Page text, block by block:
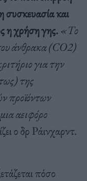
και
η χρήση γης.«Το
του άνθρακα (CO2)
για την
της
προϊόντων
αειφόρο
ο δρ Ράινχαρντ.
πόσο